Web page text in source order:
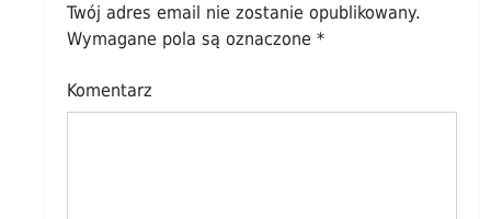
Twój adres email nie zostanie opublikowany.
Wymagane pola są oznaczone *
Komentarz